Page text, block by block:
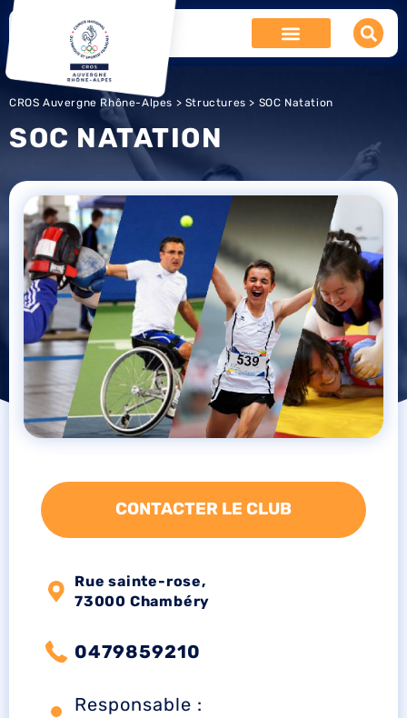
CROS Auvergne Rhône-Alpes > Structures > SOC Natation
SOC NATATION
CONTACTER LE CLUB
Rue sainte-rose,
73000 Chambéry
0479859210
Responsable :